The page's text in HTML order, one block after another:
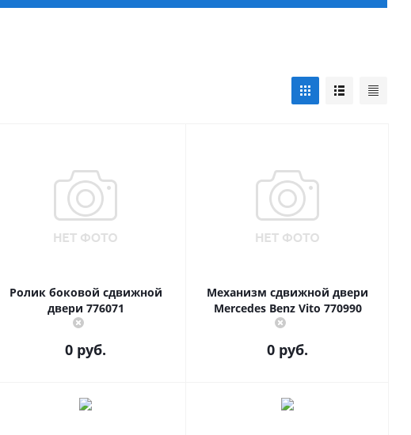
Ролик боковой сдвижной
двери 776071
0 руб.
Механизм сдвижной двери
Mercedes Benz Vito 770990
0 руб.